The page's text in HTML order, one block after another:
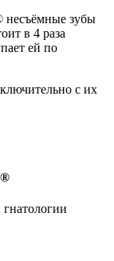
несъёмные зубы
в 4 раза
ей по
с их